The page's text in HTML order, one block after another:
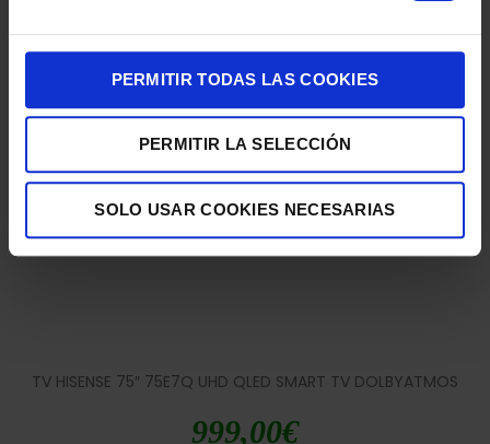
PERMITIR TODAS LAS COOKIES
PERMITIR LA SELECCIÓN
SOLO USAR COOKIES NECESARIAS
ATMOS
685,00€
TV HISENSE 75″ 75E7Q UHD QLED SMART TV DOLBYATMOS
999,00€